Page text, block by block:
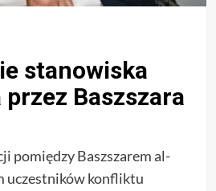
stanowiska
Baszszara
pomiędzy Baszszarem al-
uczestników konfliktu